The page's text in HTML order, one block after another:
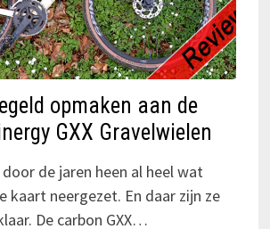
opmaken aan de
GXX Gravelwielen
de jaren heen al heel wat
kaart neergezet. En daar zijn ze
De carbon GXX…